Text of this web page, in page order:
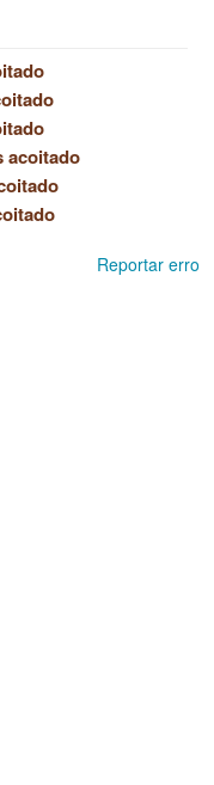
acoitado
Reportar erro